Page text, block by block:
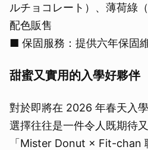
ルチョコレート）、薄荷綠
配色販售
■ 保固服務：提供六年保固
甜蜜又實用的入學好夥伴
對於即將在 2026 年春天入
選擇往往是一件令人既期待
「Mister Donut × Fit-chan